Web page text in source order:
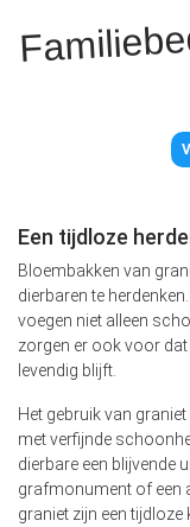
Een tijdloze
Bloembakken van
dierbaren te
voegen niet alleen
zorgen er ook voor
levendig blijft.
Het gebruik van
met verfijnde
dierbare een blijvende
grafmonument of een
graniet zijn een